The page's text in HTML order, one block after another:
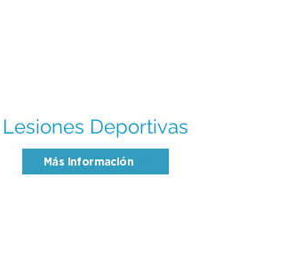
Lesiones Deportivas
Más Información